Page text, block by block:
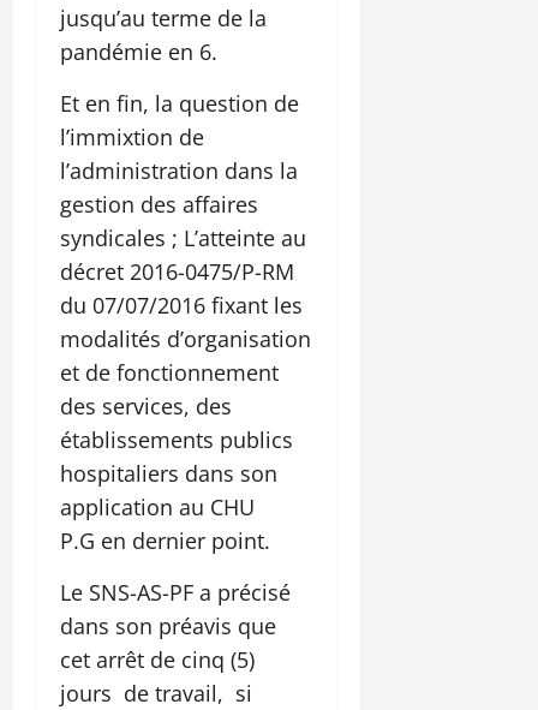
jusqu’au terme de la
pandémie en 6.
Et en fin, la question de
l’immixtion de
l’administration dans la
gestion des affaires
syndicales ; L’atteinte au
décret 2016-0475/P-RM
du 07/07/2016 fixant les
modalités d’organisation
et de fonctionnement
des services, des
établissements publics
hospitaliers dans son
application au CHU
P.G en dernier point.
Le SNS-AS-PF a précisé
dans son préavis que
cet arrêt de cinq (5)
jours de travail, si